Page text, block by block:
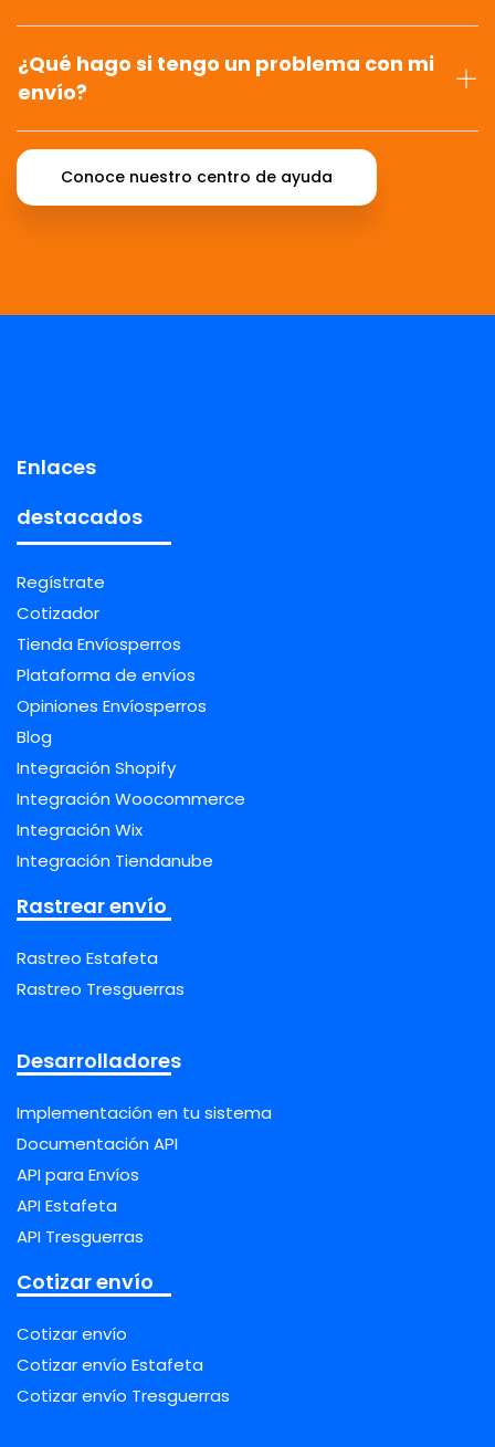
¿Qué hago si tengo un problema con mi
envío?
Conoce nuestro centro de ayuda
Enlaces
destacados
Regístrate
Cotizador
Tienda Envíosperros
Plataforma de envíos
Opiniones Envíosperros
Blog
Integración Shopify
Integración Woocommerce
Integración Wix
Integración Tiendanube
Rastrear envío
Rastreo Estafeta
Rastreo Tresguerras
Desarrolladores
Implementación en tu sistema
Documentación API
API para Envíos
API Estafeta
API Tresguerras
Cotizar envío
Cotizar envío
Cotizar envío Estafeta
Cotizar envío Tresguerras